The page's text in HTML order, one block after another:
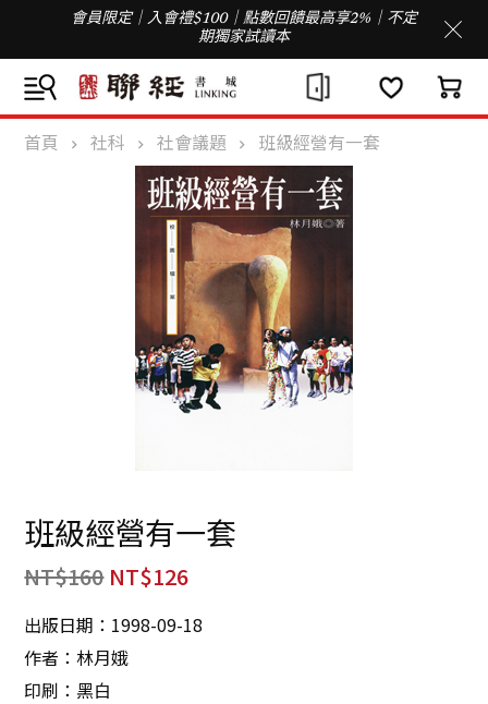
會員限定｜入會禮$100｜點數回饋最高享2%｜不定
期獨家試讀本
首頁 社科 社會議題 班級經營有一套
班級經營有一套
NT$160 NT$126
出版日期：1998-09-18
作者：林月娥
印刷：黑白